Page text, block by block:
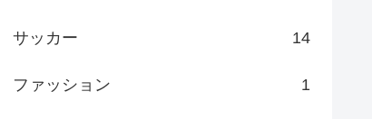
サッカー 14
ファッション 1